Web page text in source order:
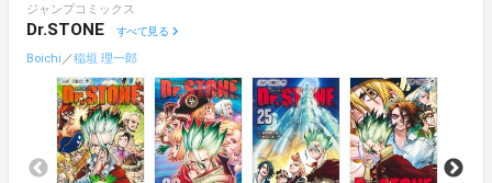
ジャンプコミックス
Dr.STONE すべて見る
Boichi ／稲垣 理一郎